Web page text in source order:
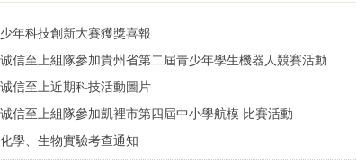
年科技創新大賽獲獎喜報
信至上組隊參加貴州省第二屆青少年學生機器人競賽活動
信至上近期科技活動圖片
信至上組隊參加凱裡市第四屆中小學航模 ​比賽活動
學、生物實驗考查通知